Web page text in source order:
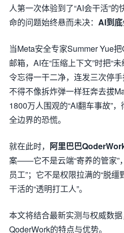
人第一次体验到了“AI会干活”
命的问题始终悬而未决： AI到底
当Meta安全专家Summer Yue
邮箱，AI在“压缩上下文”时把“
令忘得一干二净，连发三次停
不得不像拆炸弹一样狂奔去拔
1800万人围观的“AI翻车事故”
全边界的恐慌。
就在此时， 阿里巴巴
案——它不是云端“寄养的管家”
员工”；它不是权限拉满的“脱
干活的“透明打工人”。
本文将结合最新实测与权威数
QoderWork的特点与优势。